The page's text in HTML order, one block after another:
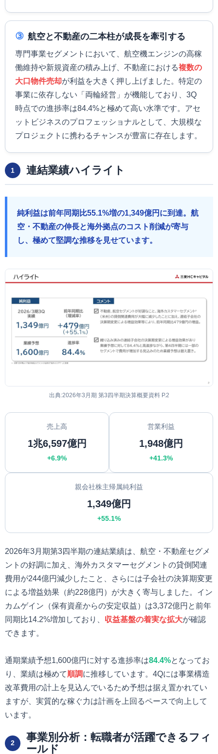
③ 航空と不動産の二本柱が成長を牽引する
専門事業セグメントにおいて、航空機エンジンの高稼
働維持や新規資産の積み上げ、不動産における複数の
大口物件売却が利益を大きく押し上げました。特定の
事業に依存しない「両輪経営」が機能しており、3Q
時点での進捗率は84.4%と極めて高い水準です。アセ
ットビジネスのプロフェッショナルとして、大規模な
プロジェクトに携わるチャンスが豊富に存在します。
1 連結業績ハイライト
純利益は前年同期比55.1%増の1,349億円に到達。航
空・不動産の伸長と海外拠点のコスト削減が寄与
し、極めて堅調な推移を見せています。
出典:2026年3月期 第3四半期決算概要資料 P.2
売上高
1兆6,597億円
+6.9%
営業利益
1,948億円
+41.3%
親会社株主帰属純利益
1,349億円
+55.1%
2026年3月期第3四半期の連結業績は、航空・不動産セグメ
ントの好調に加え、海外カスタマーセグメントの貸倒関連
費用が244億円減少したこと、さらには子会社の決算期変更
による増益効果（約228億円）が大きく寄与しました。イン
カムゲイン（保有資産からの安定収益）は3,372億円と前年
同期比14.2%増加しており、 収益基盤の着実な拡大が確認
できます。
通期業績予想1,600億円に対する進捗率は84.4%となってお
り、業績は極めて順調に推移しています。4Qには事業構造
改革費用の計上を見込んでいるため予想は据え置かれてい
ますが、実質的な稼ぐ力は計画を上回るペースで向上して
います。
2
事業別分析：転職者が活躍できるフィ
ールド